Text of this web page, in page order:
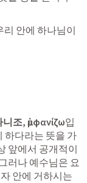
안에 하나님이
조, ἐμφανίζω입
하다라는 뜻을 가
앞에서 공개적이
러나 예수님은 요
안에 거하시는